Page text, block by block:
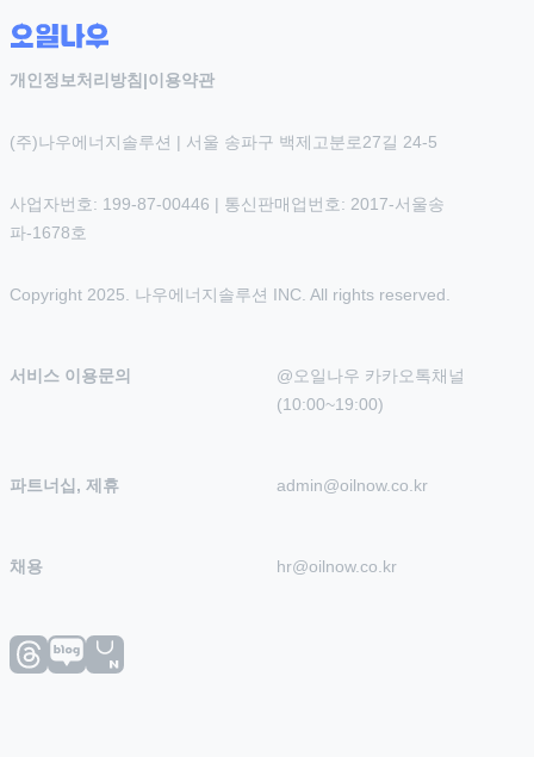
개인정보처리방침|이용약관
(주)나우에너지솔루션 | 서울 송파구 백제고분로27길 24-5
사업자번호: 199-87-00446 | 통신판매업번호: 2017-서울송
파-1678호
Copyright 2025. 나우에너지솔루션 INC. All rights reserved.
서비스 이용문의
@오일나우 카카오톡채널
(10:00~19:00)
파트너십, 제휴 admin@oilnow.co.kr
채용 hr@oilnow.co.kr